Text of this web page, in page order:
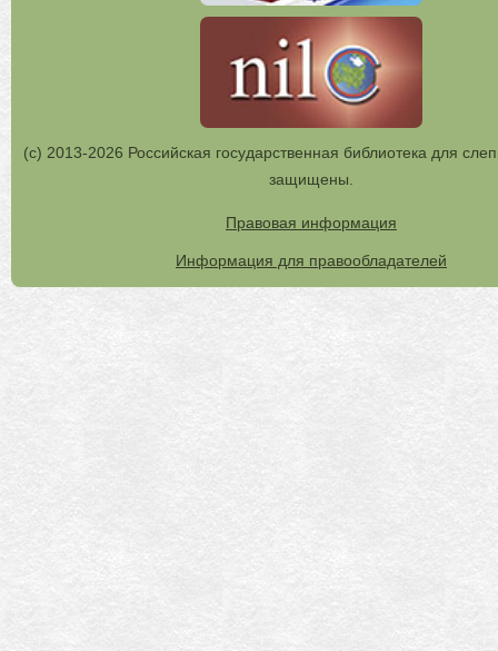
(с) 2013-2026 Российская государственная библиотека для
защищены.
Правовая информация
Информация для правообладателей